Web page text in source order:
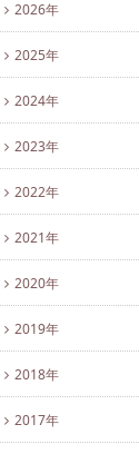
2026年
2025年
2024年
2023年
2022年
2021年
2020年
2019年
2018年
2017年